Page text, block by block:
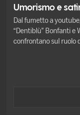
Umorismo e
Dal fumetto a
“Dentiblù” Bonfanti e
confrontano sul ruolo